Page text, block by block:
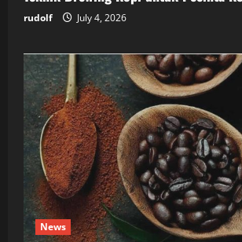
rudolf July 4, 2026
News